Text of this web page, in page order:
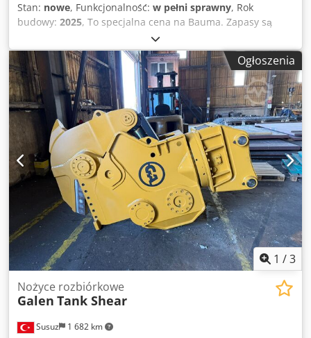
Stan: nowe, Funkcjonalność: w pełni sprawny, Rok
budowy: 2025, To specjalna cena na Bauma. Zapasy są
ograniczone do 1 sztuki. Jeśli zamówisz drugą, cena
wyniesie 27 500 €. Dkedpfx Answh T D Ssisr Waga
rozdrabniacza: 2300 kg Tonaż koparki: 28-35 ton System
obrotowy jest wliczony w cenę
Ogłoszenia
1 /3
Susuz 1 682 km
Nożyce rozbiórkowe
Galen Tank Shear